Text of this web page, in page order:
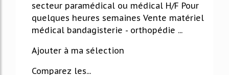
secteur paramédical ou médical H/F Pour
quelques heures semaines Vente matériel
médical bandagisterie - orthopédie ...
Ajouter à ma sélection
Comparez les...